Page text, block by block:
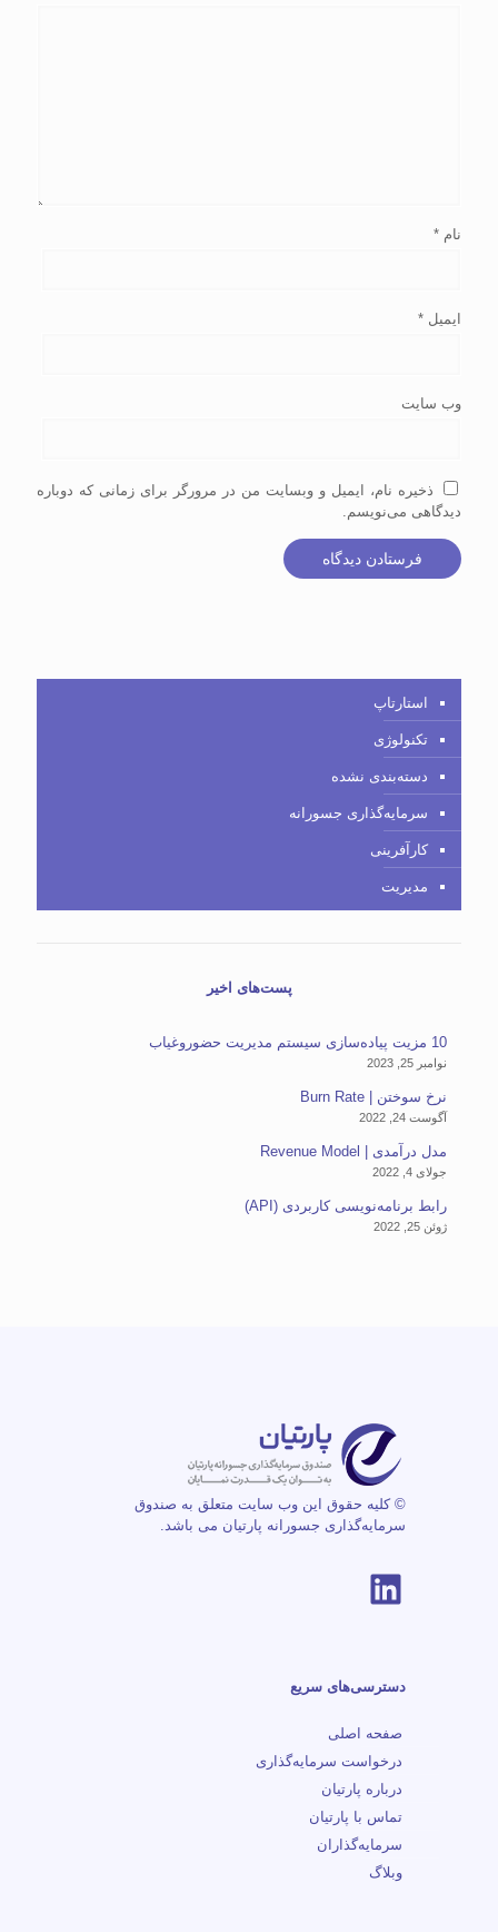
نام *
ایمیل *
وب‌ سایت
ذخیره نام، ایمیل و وبسایت من در مرورگر برای زمانی که دوباره
دیدگاهی می‌نویسم.
استارتاپ
تکنولوژی
دسته‌بندی نشده
سرمایه‌گذاری جسورانه
کارآفرینی
مدیریت
پست‌های اخیر
10 مزیت پیاده‌سازی سیستم مدیریت حضوروغیاب
نوامبر 25, 2023
نرخ سوختن | Burn Rate
آگوست 24, 2022
مدل درآمدی | Revenue Model
جولای 4, 2022
رابط برنامه‌نویسی کاربردی (API)
ژوئن 25, 2022
© کلیه حقوق این وب سایت متعلق به صندوق
سرمایه‌گذاری جسورانه پارتیان می باشد.
لینکداین
دسترسی‌های سریع
صفحه اصلی
درخواست سرمایه‌گذاری
درباره پارتیان
تماس با پارتیان
سرمایه‌گذاران
وبلاگ